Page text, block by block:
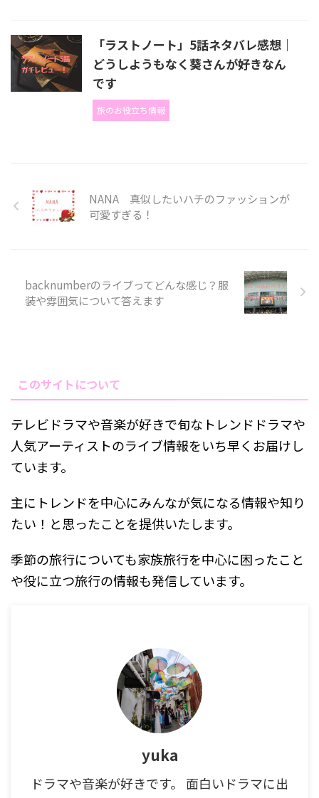
「ラストノート」5話ネタバレ感想｜
どうしようもなく葵さんが好きなん
です
旅のお役立ち情報
NANA 真似したいハチのファッションが
可愛すぎる！
backnumberのライブってどんな感じ？服
装や雰囲気について答えます
このサイトについて
テレビドラマや音楽が好きで旬なトレンドドラマや
人気アーティストのライブ情報をいち早くお届けし
ています。
主にトレンドを中心にみんなが気になる情報や知り
たい！と思ったことを提供いたします。
季節の旅行についても家族旅行を中心に困ったこと
や役に立つ旅行の情報も発信しています。
yuka
ドラマや音楽が好きです。 面白いドラマに出